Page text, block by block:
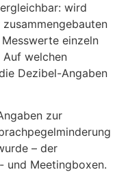
wird
einzeln
welchen
Dezibel-Angaben
zur
– der
und Meetingboxen.